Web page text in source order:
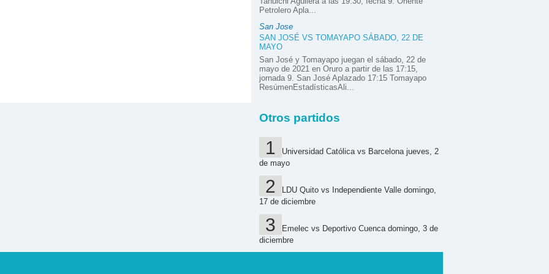
Petrolero Apla...
San Jose
SAN JOSÉ VS TOMAYAPO SÁBADO, 22 DE
MAYO
San José y Tomayapo juegan el sábado, 22 de
mayo de 2021 en Oruro a partir de las 17:15,
jornada 9. San José Aplazado 17:15 Tomayapo
ResúmenEstadísticasAli...
Otros partidos
Universidad Católica vs Barcelona jueves, 2
de mayo
LDU Quito vs Independiente Valle domingo,
17 de diciembre
Emelec vs Deportivo Cuenca domingo, 3 de
diciembre